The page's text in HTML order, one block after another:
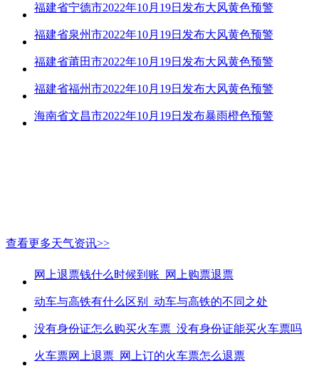
福建省宁德市2022年10月19日发布大风黄色预警
福建省泉州市2022年10月19日发布大风黄色预警
福建省莆田市2022年10月19日发布大风黄色预警
福建省福州市2022年10月19日发布大风黄色预警
海南省文昌市2022年10月19日发布暴雨橙色预警
查看更多天气资讯>>
网上退票钱什么时候到账_网上购票退票
动车与高铁有什么区别_动车与高铁的不同之处
没有身份证怎么购买火车票_没有身份证能买火车票吗
火车票网上退票_网上订的火车票怎么退票